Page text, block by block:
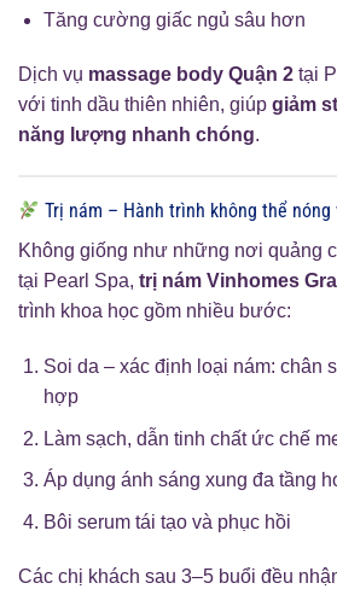
Tăng cường giấc ngủ sâu hơn
Dịch vụ massage body Quận 2 tại
với tinh dầu thiên nhiên, giúp giảm
năng lượng nhanh chóng.
Trị nám – Hành trình không thể nóng
Không giống như những nơi quảng
tại Pearl Spa, trị nám Vinhomes
trình khoa học gồm nhiều bước:
Soi da – xác định loại nám: chân
hợp
Làm sạch, dẫn tinh chất ức chế
Áp dụng ánh sáng xung đa tầng
Bôi serum tái tạo và phục hồi
Các chị khách sau 3–5 buổi đều